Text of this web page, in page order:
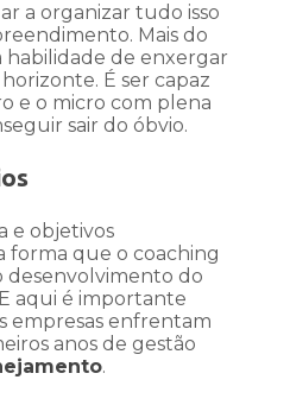
a organizar tudo isso
Mais do
habilidade de enxergar
É ser capaz
e o micro com plena
sair do óbvio.
e objetivos
forma que o coaching
desenvolvimento do
aqui é importante
empresas enfrentam
anos de gestão
.